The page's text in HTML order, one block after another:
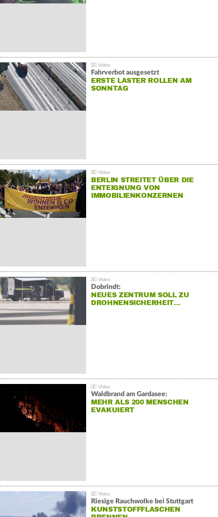
Fahrverbot ausgesetzt
ERSTE LASTER ROLLEN AM
SONNTAG
BERLIN STREITET ÜBER DIE
ENTEIGNUNG VON
IMMOBILIENKONZERNEN
Dobrindt:
NEUES ZENTRUM SOLL ZU
DROHNENSICHERHEIT…
Waldbrand am Gardasee:
MEHR ALS 200 MENSCHEN
EVAKUIERT
Riesige Rauchwolke bei Stuttgart
KUNSTSTOFFFLASCHEN